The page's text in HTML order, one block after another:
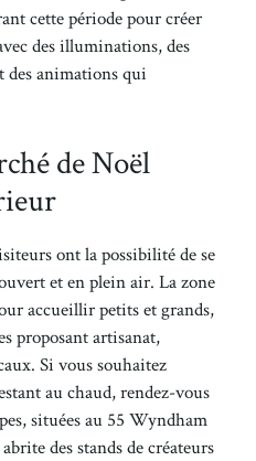
cette période pour créer
des illuminations, des
des animations qui
de Noël
ont la possibilité de se
et en plein air. La zone
accueillir petits et grands,
proposant artisanat,
Si vous souhaitez
au chaud, rendez-vous
situées au 55 Wyndham
des stands de créateurs